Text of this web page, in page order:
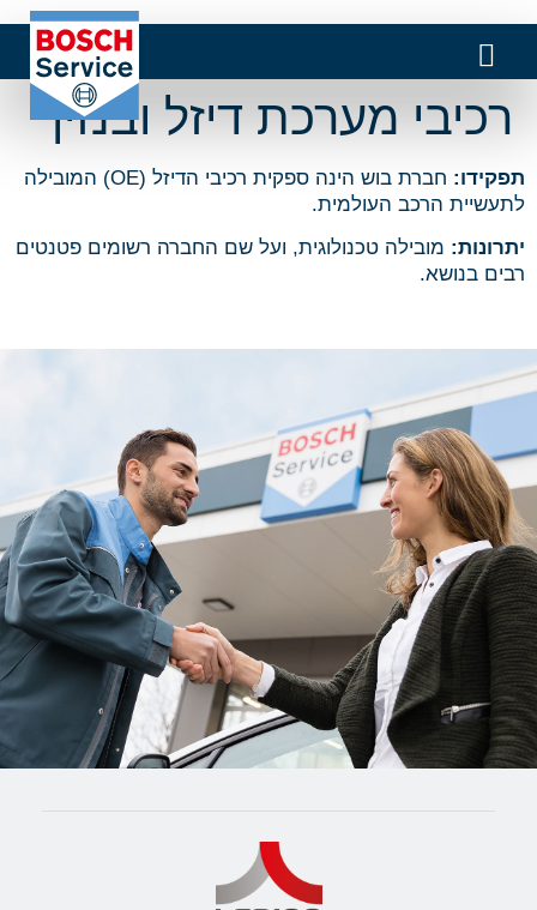
רכיבי מערכת דיזל ובנזין
תפקידו:
חברת בוש הינה ספקית רכיבי הדיזל (OE) המובילה
לתעשיית הרכב העולמית.
יתרונות: מובילה טכנולוגית, ועל שם החברה רשומים פטנטים
רבים בנושא.